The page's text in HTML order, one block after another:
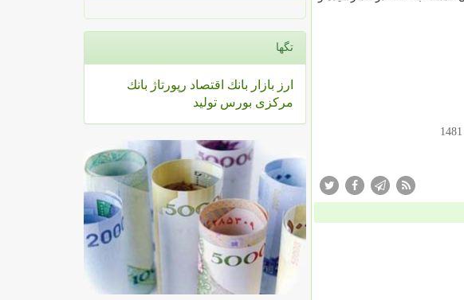
1481
تگها
ارز بازار بانك اقتصاد رپورتاژ بانك
مركزی بورس تولید